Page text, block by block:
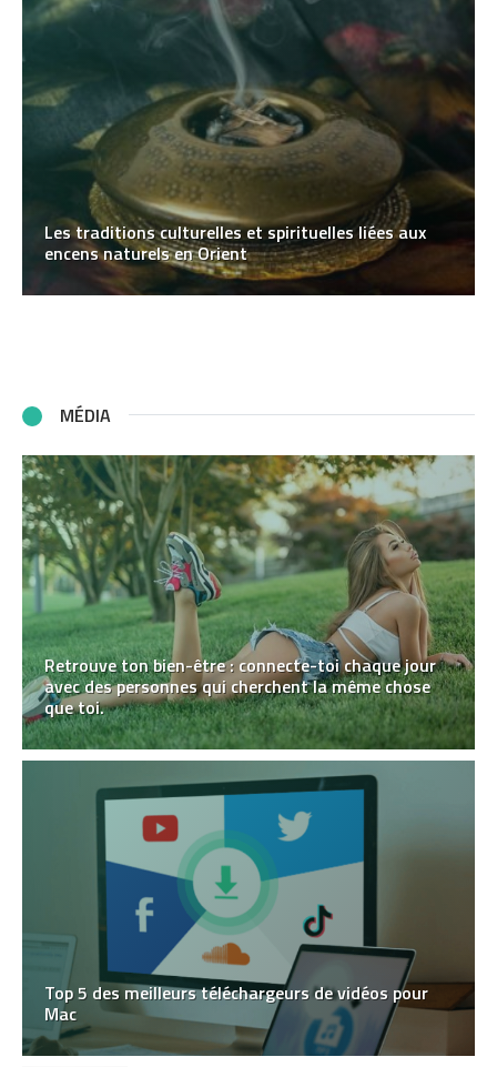
Les traditions culturelles et spirituelles liées aux
encens naturels en Orient
MÉDIA
Retrouve ton bien-être : connecte-toi chaque jour
avec des personnes qui cherchent la même chose
que toi.
Top 5 des meilleurs téléchargeurs de vidéos pour
Mac